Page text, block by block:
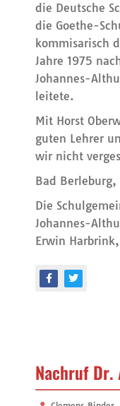
die Deutsche
die Goethe-
kommisarisch
Jahre 1975
Johannes-
leitete.
Mit Horst
guten Lehrer
wir nicht
Bad Berleburg,
Die
Johannes-
Erwin
Nachruf